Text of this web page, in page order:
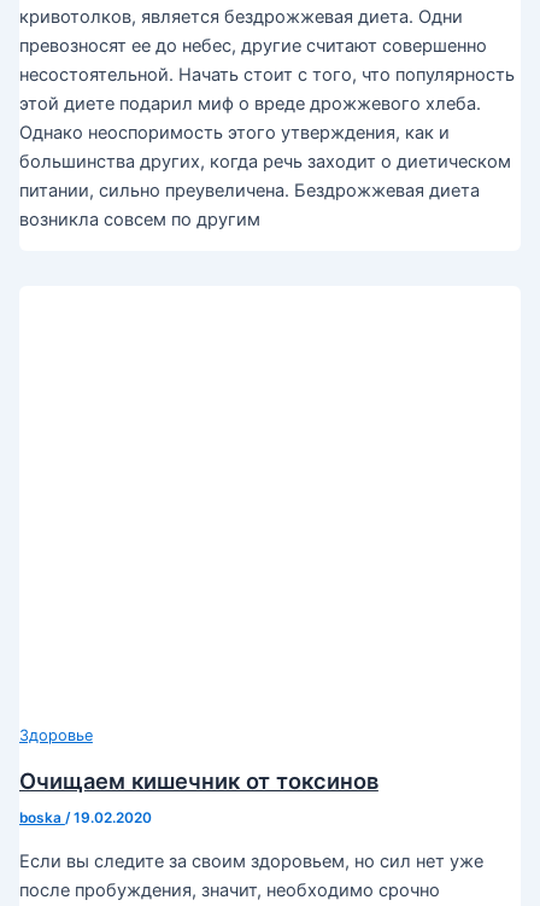
кривотолков, является бездрожжевая диета. Одни
превозносят ее до небес, другие считают совершенно
несостоятельной. Начать стоит с того, что популярность
этой диете подарил миф о вреде дрожжевого хлеба.
Однако неоспоримость этого утверждения, как и
большинства других, когда речь заходит о диетическом
питании, сильно преувеличена. Бездрожжевая диета
возникла совсем по другим
Здоровье
Очищаем кишечник от токсинов
boska /19.02.2020
Если вы следите за своим здоровьем, но сил нет уже
после пробуждения, значит, необходимо срочно